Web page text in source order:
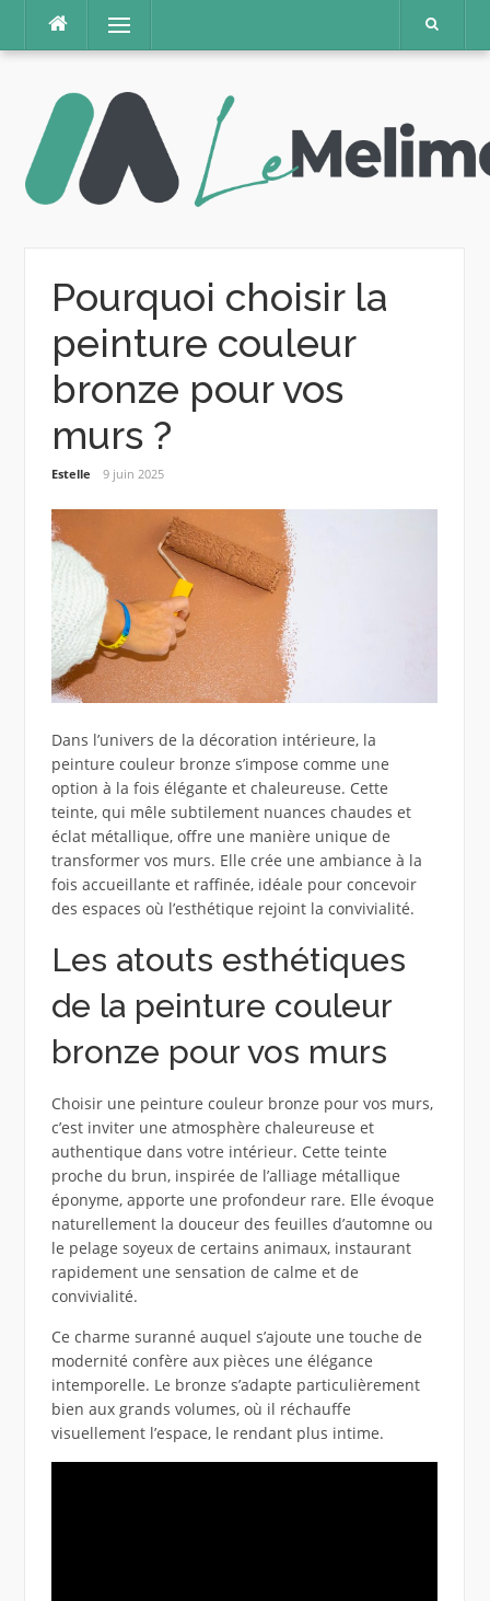
contenu
Menu
Pourquoi choisir la
peinture couleur
bronze pour vos
murs ?
Estelle 9 juin 2025
Dans l’univers de la décoration intérieure, la
peinture couleur bronze s’impose comme une
option à la fois élégante et chaleureuse. Cette
teinte, qui mêle subtilement nuances chaudes et
éclat métallique, offre une manière unique de
transformer vos murs. Elle crée une ambiance à la
fois accueillante et raffinée, idéale pour concevoir
des espaces où l’esthétique rejoint la convivialité.
Les atouts esthétiques
de la peinture couleur
bronze pour vos murs
Choisir une peinture couleur bronze pour vos murs,
c’est inviter une atmosphère chaleureuse et
authentique dans votre intérieur. Cette teinte
proche du brun, inspirée de l’alliage métallique
éponyme, apporte une profondeur rare. Elle évoque
naturellement la douceur des feuilles d’automne ou
le pelage soyeux de certains animaux, instaurant
rapidement une sensation de calme et de
convivialité.
Ce charme suranné auquel s’ajoute une touche de
modernité confère aux pièces une élégance
intemporelle. Le bronze s’adapte particulièrement
bien aux grands volumes, où il réchauffe
visuellement l’espace, le rendant plus intime.